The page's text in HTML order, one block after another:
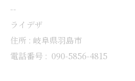
--
ライデザ
住所 : 岐阜県羽島市
電話番号 : 090-5856-4815